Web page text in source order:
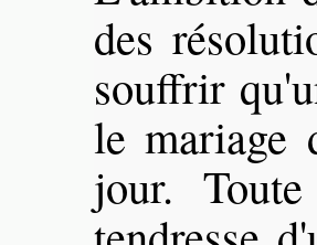
des
souffrir
le mariage
jour.